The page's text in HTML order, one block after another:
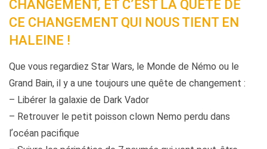
CHANGEMENT, ET CʼEST LA QUÊTE DE
CE CHANGEMENT QUI NOUS TIENT EN
HALEINE !
Que vous regardiez Star Wars, le Monde de Némo ou le
Grand Bain, il y a une toujours une quête de changement :
– Libérer la galaxie de Dark Vador
– Retrouver le petit poisson clown Nemo perdu dans
lʼocéan pacifique